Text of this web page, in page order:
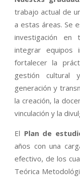
trabajo actual de
a estas áreas. Se
investigación en
integrar equipos
fortalecer la
gestión cultural
generación y
la creación, la
vinculación y la
El Plan de
años con una
efectivo, de los
Teórica